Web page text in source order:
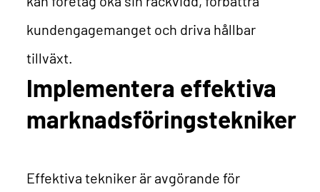
kundengagemanget och driva hållbar
tillväxt.
Implementera effektiva
marknadsföringstekniker
Effektiva tekniker är avgörande för